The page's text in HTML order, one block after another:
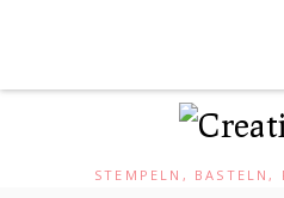
STEMPELN, BASTELN,